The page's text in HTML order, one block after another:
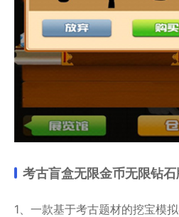
考古盲盒无限金币无限钻石
1、一款基于考古题材的挖宝模